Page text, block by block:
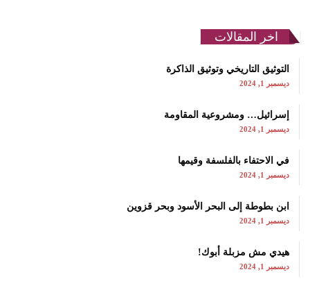
اخر المقالات
التوثيق التاريخي وتوثيق الذاكرة
ديسمبر 1, 2024
إسرائيل… ومشروعية المقاومة
ديسمبر 1, 2024
في الاحتفاء بالفلسفة وقيمها
ديسمبر 1, 2024
ابن بطوطة إلى البحر الأسود وبحر قزوين
ديسمبر 1, 2024
هيدي مش مزبلة أبوك!
ديسمبر 1, 2024